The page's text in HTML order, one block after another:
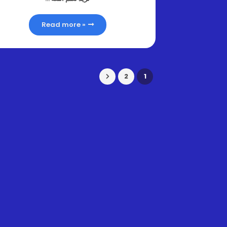
Read more »
1
2